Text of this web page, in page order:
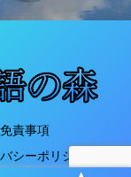
免責事項
シーポリシー